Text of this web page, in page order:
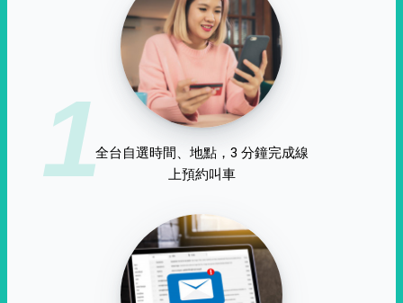
1全台自選時間、地點，3 分鐘完成線
上預約叫車